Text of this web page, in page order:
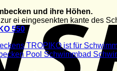
und ihre Höhen.
ei eingesenkten kante des
550